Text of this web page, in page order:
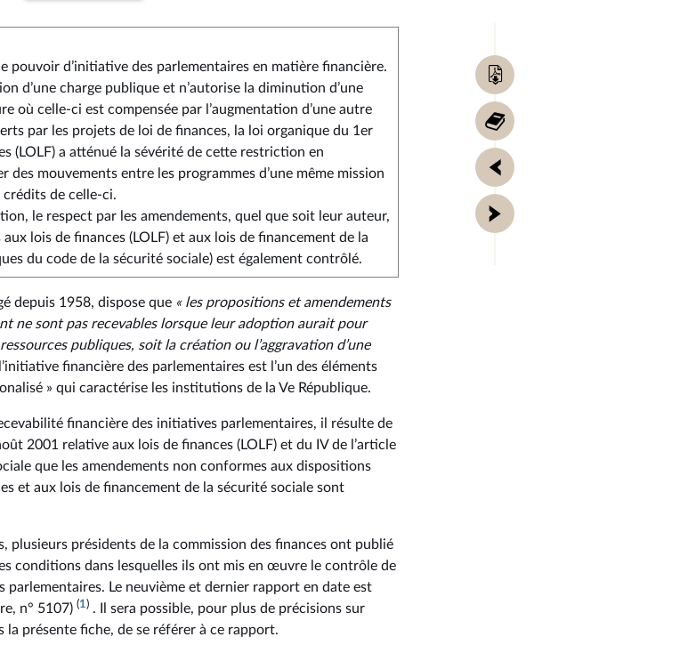
Télécharger
la
fiche
de
synthèse
:
Fiche
52 -
Art.
Retour
au
sommaire
Fiche
précédente
Fiche
suivante
pouvoir d’initiative des parlementaires en matière financière.
d’une charge publique et n’autorise la diminution d’une
où celle-ci est compensée par l’augmentation d’une autre
par les projets de loi de finances, la loi organique du 1er
(LOLF) a atténué la sévérité de cette restriction en
mouvements entre les programmes d’une même mission
de celle-ci.
le respect par les amendements, quel que soit leur auteur,
lois de finances (LOLF) et aux lois de financement de la
du code de la sécurité sociale) est également contrôlé.
depuis 1958, dispose que « les propositions et amendements
ne sont pas recevables lorsque leur adoption aurait pour
publiques, soit la création ou l’aggravation d’une
financière des parlementaires est l’un des éléments
» qui caractérise les institutions de la Ve République.
financière des initiatives parlementaires, il résulte de
2001 relative aux lois de finances (LOLF) et du IV de l’article
que les amendements non conformes aux dispositions
et aux lois de financement de la sécurité sociale sont
plusieurs présidents de la commission des finances ont publié
conditions dans lesquelles ils ont mis en œuvre le contrôle de
parlementaires. Le neuvième et dernier rapport en date est
n° 5107) (1) . Il sera possible, pour plus de précisions sur
la présente fiche, de se référer à ce rapport.